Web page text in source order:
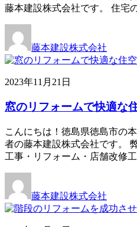
藤本建設株式会社です。 住宅
藤本建設株式会社
2023年11月21日
窓のリフォームで快適な
こんにちは！徳島県徳島市の
者の藤本建設株式会社です。
工事・リフォーム・店舗改修
藤本建設株式会社